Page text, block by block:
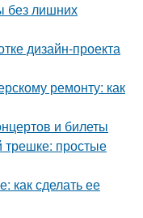
без лишних
дизайн-проекта
ремонту: как
и билеты
трешке: простые
как сделать ее